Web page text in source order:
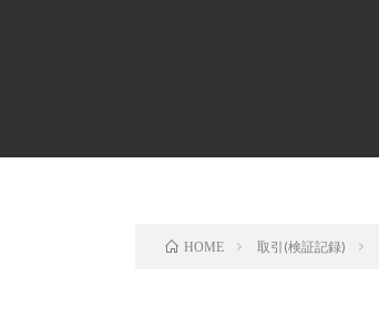
HOME 取引(検証記録)